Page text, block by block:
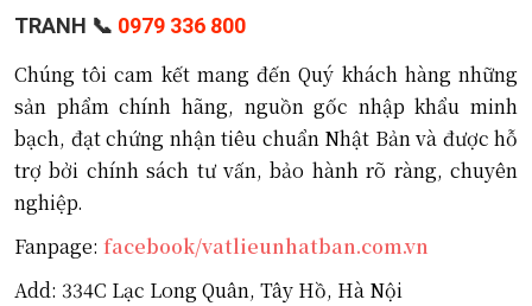
TRANH 📞 0979 336 800
Chúng tôi cam kết mang đến Quý khách hàng những
sản phẩm chính hãng, nguồn gốc nhập khẩu minh
bạch, đạt chứng nhận tiêu chuẩn Nhật Bản và được hỗ
trợ bởi chính sách tư vấn, bảo hành rõ ràng, chuyên
nghiệp.
Fanpage: facebook/vatlieunhatban.com.vn
Add: 334C Lạc Long Quân, Tây Hồ, Hà Nội